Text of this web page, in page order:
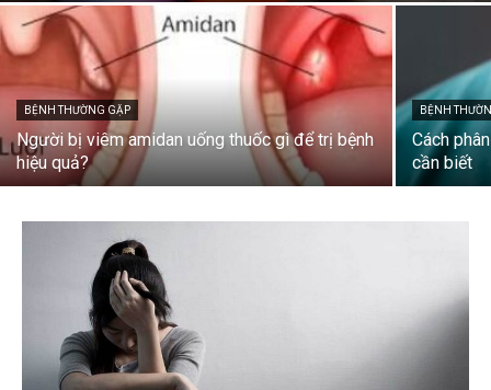
BỆNH THƯỜNG GẶP
Người bị viêm amidan uống thuốc gì để trị bệnh
hiệu quả?
BỆNH
Cách
cần biết